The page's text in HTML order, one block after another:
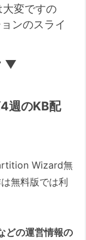
変ですの
ンのスライ
▼
週のKB配
Wizard無
無料版では利
どの運営情報の